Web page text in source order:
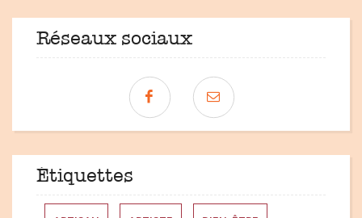
Réseaux sociaux
Étiquettes